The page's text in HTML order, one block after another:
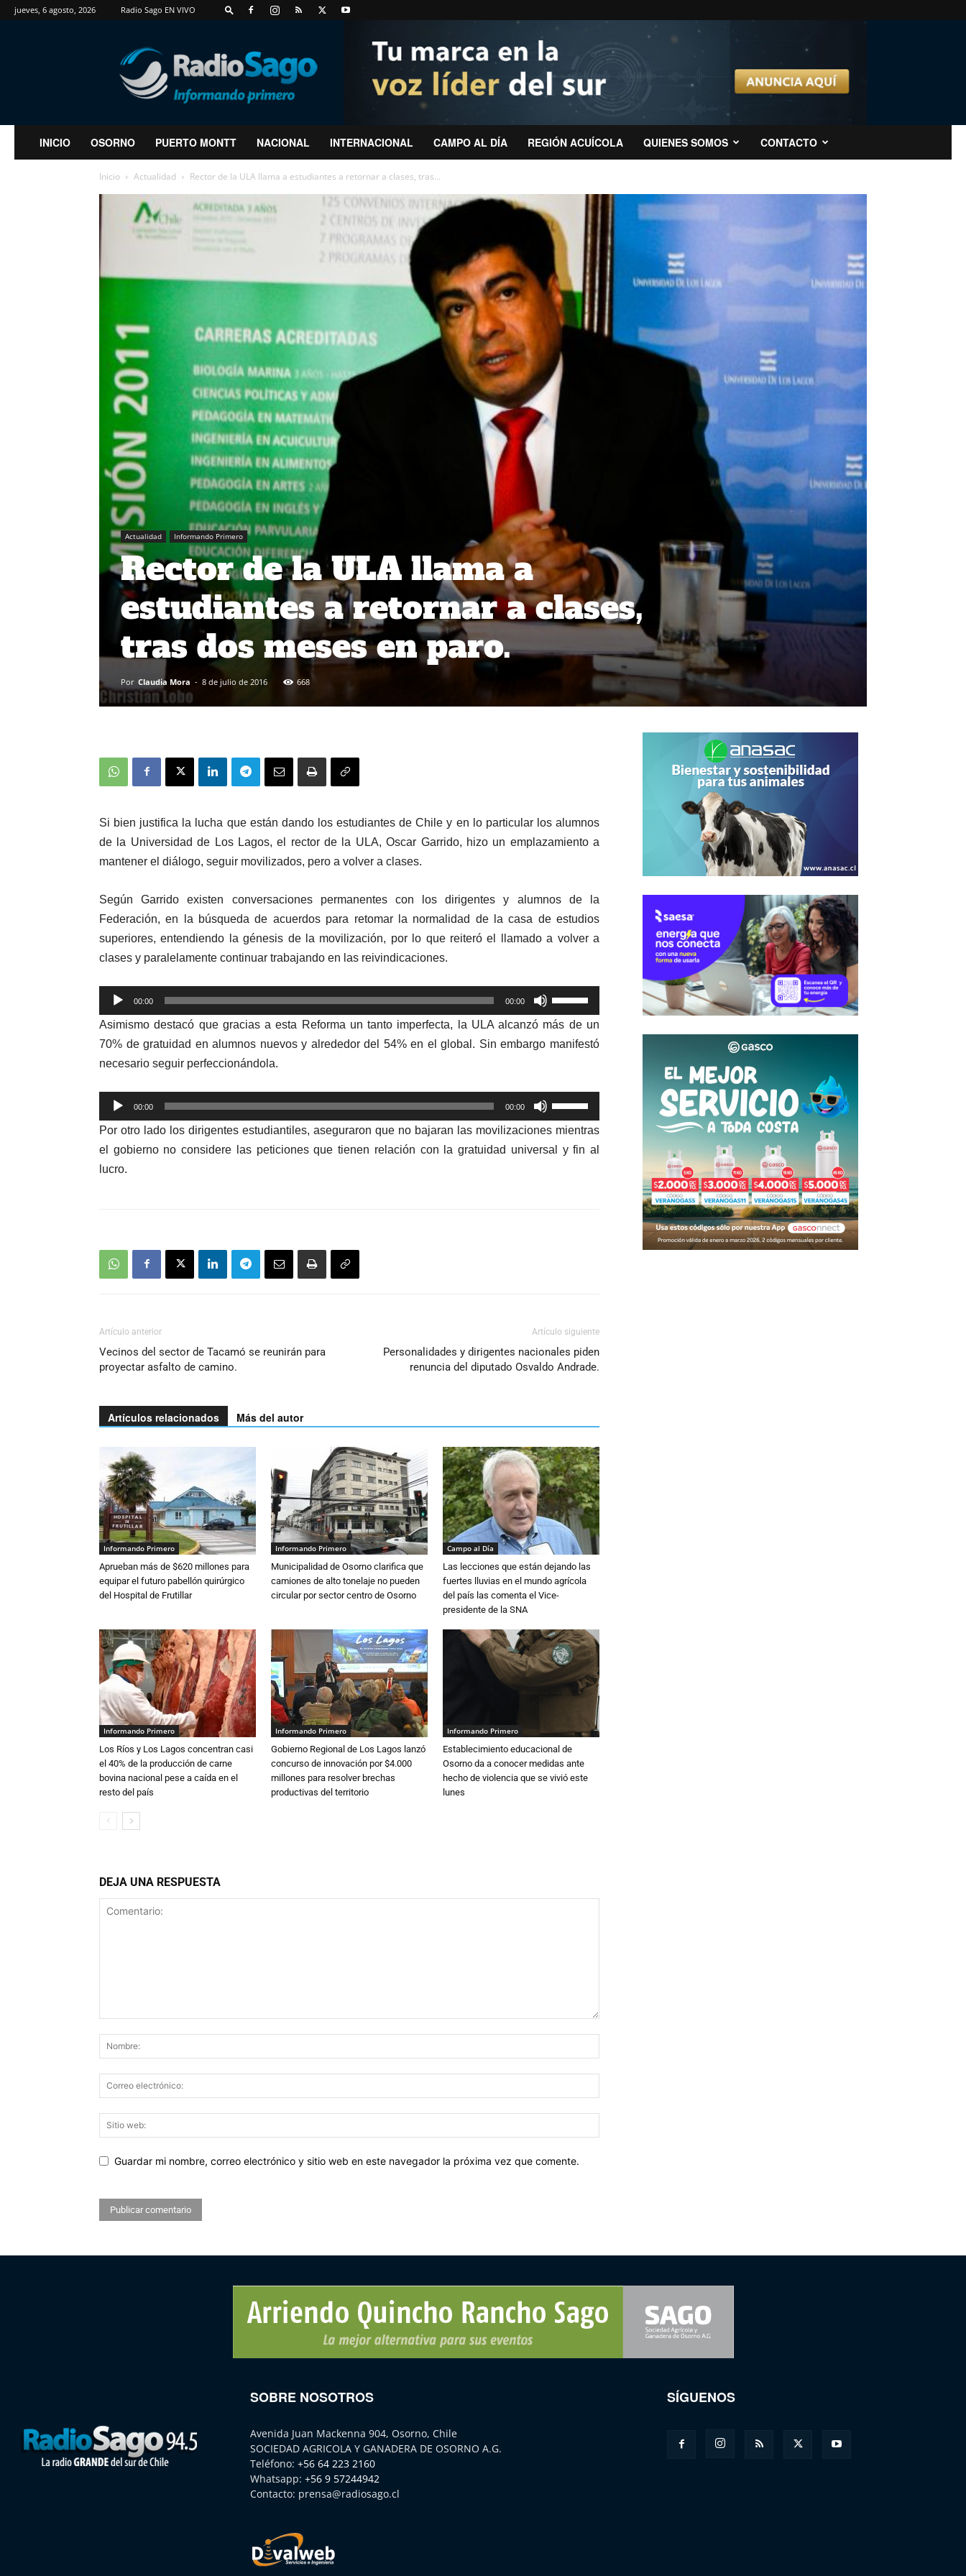
jueves, 6 agosto, 2026 Radio Sago EN VIVO
RadioSago
INICIO OSORNO PUERTO MONTT NACIONAL INTERNACIONAL CAMPO AL DÍA REGIÓN ACUÍCOLA QUIENES SOMOS CONTACTO
Inicio Actualidad Rector de la ULA llama a estudiantes a retornar a clases, tras...
Actualidad Informando Primero
Rector de la ULA llama a
estudiantes a retornar a clases,
tras dos meses en paro.
Por Claudia Mora - 8 de julio de 2016 668
Si bien justifica la lucha que están dando los estudiantes de Chile y en lo particular los alumnos
de la Universidad de Los Lagos, el rector de la ULA, Oscar Garrido, hizo un emplazamiento a
mantener el diálogo, seguir movilizados, pero a volver a clases.
Según Garrido existen conversaciones permanentes con los dirigentes y alumnos de la
Federación, en la búsqueda de acuerdos para retomar la normalidad de la casa de estudios
superiores, entendiendo la génesis de la movilización, por lo que reiteró el llamado a volver a
clases y paralelamente continuar trabajando en las reivindicaciones.
Reproductor
de
audio
00:00 00:00
las
teclas
de
para
aumentar
o
Asimismo destacó que gracias a esta Reforma un tanto imperfecta, la ULA alcanzó más de un
70% de gratuidad en alumnos nuevos y alrededor del 54% en el global. Sin embargo manifestó
necesario seguir perfeccionándola.
Reproductor
de
audio
00:00 00:00
las
teclas
de
Por otro lado los dirigentes estudiantiles, aseguraron que no bajaran las movilizaciones mientras
el gobierno no considere las peticiones que tienen relación con la gratuidad universal y fin al
lucro.
Artículo anterior
Vecinos del sector de Tacamó se reunirán para
proyectar asfalto de camino.
Artículo siguiente
Personalidades y dirigentes nacionales piden
renuncia del diputado Osvaldo Andrade.
Artículos relacionados Más del autor
Informando Primero
Aprueban más de $620 millones para
equipar el futuro pabellón quirúrgico
del Hospital de Frutillar
Informando Primero
Municipalidad de Osorno clarifica que
camiones de alto tonelaje no pueden
circular por sector centro de Osorno
Campo al Día
Las lecciones que están dejando las
fuertes lluvias en el mundo agrícola
del país las comenta el Vice-
presidente de la SNA
Informando Primero
Los Ríos y Los Lagos concentran casi
el 40% de la producción de carne
bovina nacional pese a caída en el
resto del país
Informando Primero
Gobierno Regional de Los Lagos lanzó
concurso de innovación por $4.000
millones para resolver brechas
productivas del territorio
Informando Primero
Establecimiento educacional de
Osorno da a conocer medidas ante
hecho de violencia que se vivió este
lunes
DEJA UNA RESPUESTA
Guardar mi nombre, correo electrónico y sitio web en este navegador la próxima vez que comente.
SOBRE NOSOTROS
Avenida Juan Mackenna 904, Osorno, Chile
SOCIEDAD AGRICOLA Y GANADERA DE OSORNO A.G.
Teléfono: +56 64 223 2160
Whatsapp: +56 9 57244942
Contacto: prensa@radiosago.cl
SÍGUENOS